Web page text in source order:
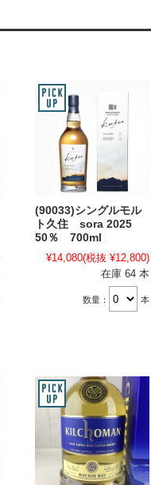
(90033)シングルモル
ト久住 sora 2025
50％ 700ml
¥14,080(税抜 ¥12,800)
在庫 64 本
数量： 本